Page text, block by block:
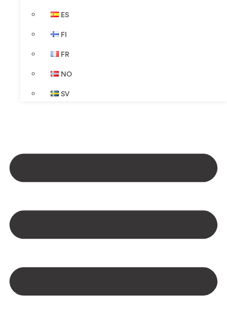
ES
FI
FR
NO
SV